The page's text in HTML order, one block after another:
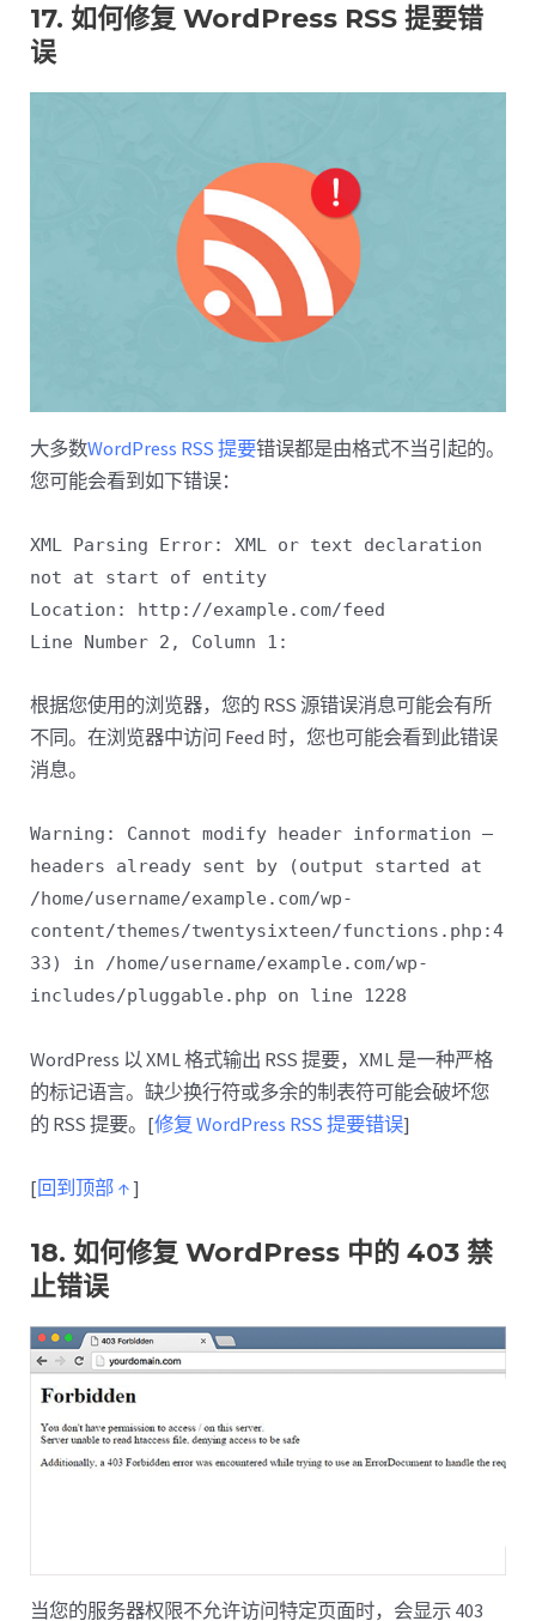
17. 如何修复 WordPress RSS 提要错
误
大多数WordPress RSS 提要错误都是由格式不当引起的。
您可能会看到如下错误：
XML Parsing Error: XML or text declaration
not at start of entity
Location: http://example.com/feed
Line Number 2, Column 1:
根据您使用的浏览器，您的 RSS 源错误消息可能会有所
不同。在浏览器中访问 Feed 时，您也可能会看到此错误
消息。
Warning: Cannot modify header information –
headers already sent by (output started at
/home/username/example.com/wp-
content/themes/twentysixteen/functions.php:4
33) in /home/username/example.com/wp-
includes/pluggable.php on line 1228
WordPress 以 XML 格式输出 RSS 提要，XML 是一种严格
的标记语言。缺少换行符或多余的制表符可能会破坏您
的 RSS 提要。[修复 WordPress RSS 提要错误]
[回到顶部 ↑]
18. 如何修复 WordPress 中的 403 禁
止错误
当您的服务器权限不允许访问特定页面时，会显示 403